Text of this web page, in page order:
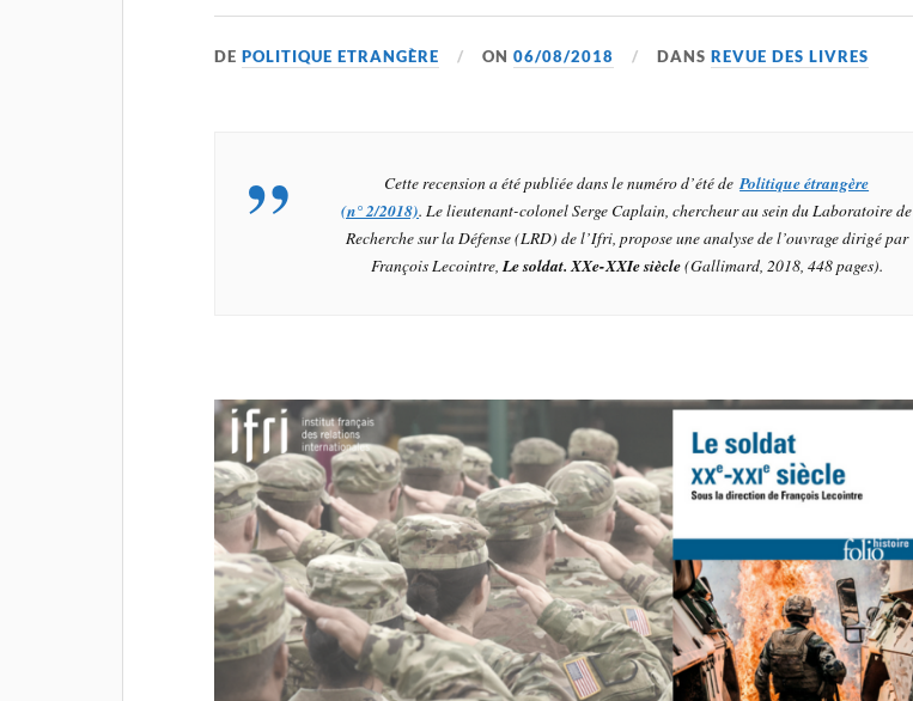
DEPOLITIQUE ETRANGÈRE ON06/08/2018 DANSREVUE DES LIVRES
Cette recension a été publiée dans le numéro d’été dePolitique étrangère
(n° 2/2018). Lelieutenant-colonel Serge Caplain, chercheur au sein du Laboratoire de
Recherche sur la Défense (LRD) de l’Ifri, propose une analyse de l’ouvrage dirigé par
François Lecointre,Le soldat. XXe-XXIe siècle(Gallimard, 2018, 448 pages).